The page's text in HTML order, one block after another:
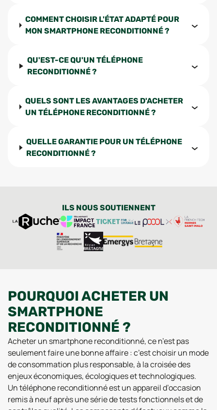
COMMENT CHOISIR L'ÉTAT ADAPTÉ POUR
MON SMARTPHONE RECONDITIONNÉ ?
QU'EST-CE QU'UN TÉLÉPHONE
RECONDITIONNÉ ?
QUELS SONT LES AVANTAGES D'ACHETER
UN TÉLÉPHONE RECONDITIONNÉ ?
QUELLE GARANTIE POUR UN TÉLÉPHONE
RECONDITIONNÉ ?
ILS NOUS SOUTIENNENT
POURQUOI ACHETER UN
SMARTPHONE
RECONDITIONNÉ ?
Acheter un smartphone reconditionné, ce n’est pas
seulement faire une bonne affaire : c’est choisir un mode
de consommation plus responsable, à la croisée des
enjeux économiques, écologiques et technologiques.
Un téléphone reconditionné est un appareil d’occasion
remis à neuf après une série de tests fonctionnels et de